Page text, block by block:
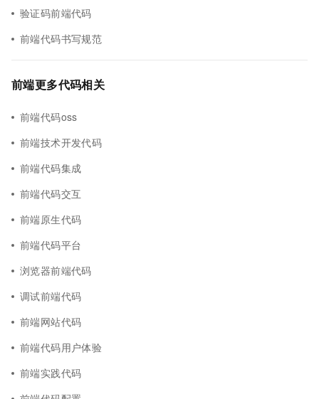
验证码前端代码
前端代码书写规范
前端更多代码相关
前端代码oss
前端技术开发代码
前端代码集成
前端代码交互
前端原生代码
前端代码平台
浏览器前端代码
调试前端代码
前端网站代码
前端代码用户体验
前端实践代码